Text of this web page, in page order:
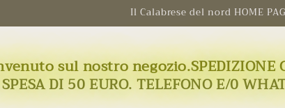
Il Calabrese del nord HOME
sul nostro negozio.SPEDIZIONE
DI 50 EURO. TELEFONO E/0